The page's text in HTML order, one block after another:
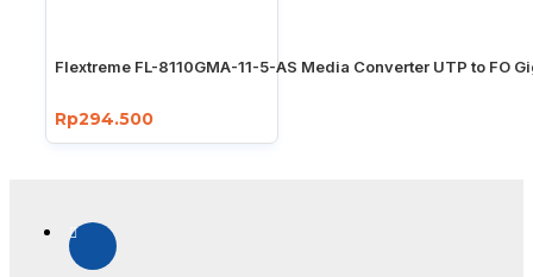
Flextreme FL-8110GMA-11-5-AS Media Converter UTP to FO
Rp294.500